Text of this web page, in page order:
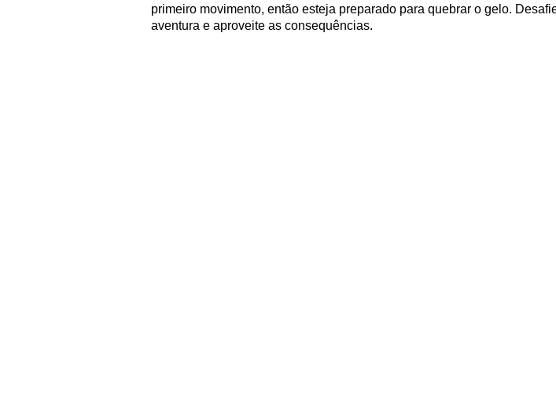
primeiro movimento, então esteja preparado para quebrar o gelo.
aventura e aproveite as consequências.